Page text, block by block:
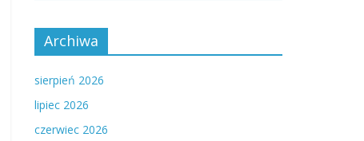
Archiwa
sierpień 2026
lipiec 2026
czerwiec 2026